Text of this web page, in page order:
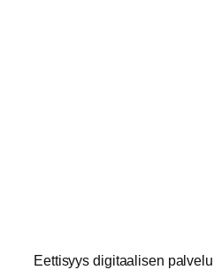
Eettisyys digitaalisen